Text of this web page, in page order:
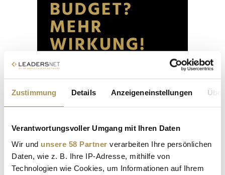
Zustimmung Details Anzeigeneinstellungen
Verantwortungsvoller Umgang mit Ihren Daten
Wir und unsere 58 Partner verarbeiten Ihre persönlichen
Daten, wie z. B. Ihre IP-Adresse, mithilfe von
Technologien wie Cookies, um Informationen auf Ihrem